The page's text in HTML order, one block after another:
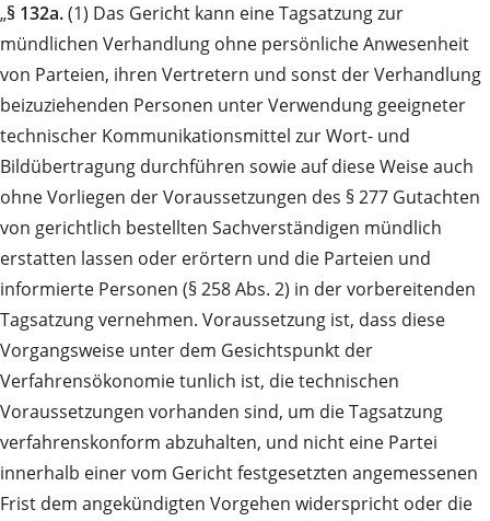
„§ 132a.(1) Das Gericht kann eine Tagsatzung zur
mündlichen Verhandlung ohne persönliche Anwesenheit
von Parteien, ihren Vertretern und sonst der Verhandlung
beizuziehenden Personen unter Verwendung geeigneter
technischer Kommunikationsmittel zur Wort- und
Bildübertragung durchführen sowie auf diese Weise auch
ohne Vorliegen der Voraussetzungen des § 277 Gutachten
von gerichtlich bestellten Sachverständigen mündlich
erstatten lassen oder erörtern und die Parteien und
informierte Personen (§ 258 Abs. 2) in der vorbereitenden
Tagsatzung vernehmen. Voraussetzung ist, dass diese
Vorgangsweise unter dem Gesichtspunkt der
Verfahrensökonomie tunlich ist, die technischen
Voraussetzungen vorhanden sind, um die Tagsatzung
verfahrenskonform abzuhalten, und nicht eine Partei
innerhalb einer vom Gericht festgesetzten angemessenen
Frist dem angekündigten Vorgehen widerspricht oder die